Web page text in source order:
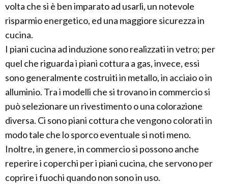
volta che si è ben imparato ad usarli, un notevole
risparmio energetico, ed una maggiore sicurezza in
cucina.
I piani cucina ad induzione sono realizzati in vetro; per
quel che riguarda i piani cottura a gas, invece, essi
sono generalmente costruiti in metallo, in acciaio o in
alluminio. Tra i modelli che si trovano in commercio si
può selezionare un rivestimento o una colorazione
diversa. Ci sono piani cottura che vengono colorati in
modo tale che lo sporco eventuale si noti meno.
Inoltre, in genere, in commercio si possono anche
reperire i coperchi per i piani cucina, che servono per
coprire i fuochi quando non sono in uso.